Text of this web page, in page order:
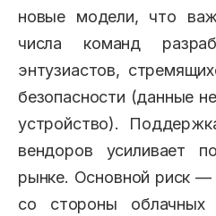
новые модели, что
числа команд
энтузиастов,
безопасности (данные
устройство).
вендоров усиливает
рынке. Основной риск —
со стороны